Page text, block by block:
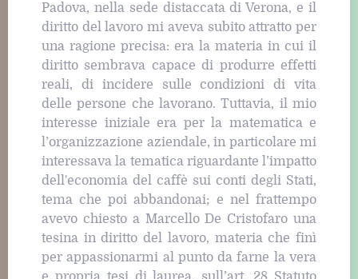
Padova, nella sede distaccata di Verona, e il
diritto del lavoro mi aveva subito attratto per
una ragione precisa: era la materia in cui il
diritto sembrava capace di produrre effetti
reali, di incidere sulle condizioni di vita
delle persone che lavorano. Tuttavia, il mio
interesse iniziale era per la matematica e
l’organizzazione aziendale, in particolare mi
interessava la tematica riguardante l’impatto
dell'economia del caffè sui conti degli Stati,
tema che poi abbandonai; e nel frattempo
avevo chiesto a Marcello De Cristofaro una
tesina in diritto del lavoro, materia che finì
per appassionarmi al punto da farne la vera